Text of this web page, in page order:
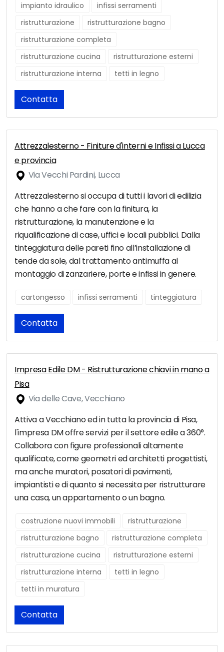
impianto idraulico
infissi serramenti
ristrutturazione
ristrutturazione bagno
ristrutturazione completa
ristrutturazione cucina
ristrutturazione esterni
ristrutturazione interna
tetti in legno
Contatta
Attrezzalesterno - Finiture d'interni e Infissi a Lucca
e provincia
Via Vecchi Pardini, Lucca
Attrezzalesterno si occupa di tutti i lavori di edilizia
che hanno a che fare con la finitura, la
ristrutturazione, la manutenzione e la
riqualificazione di case, uffici e locali pubblici. Dalla
tinteggiatura delle pareti fino all’installazione di
tende da sole, dal trattamento antimuffa al
montaggio di zanzariere, porte e infissi in genere.
cartongesso infissi serramenti tinteggiatura
Contatta
Impresa Edile DM - Ristrutturazione chiavi in mano a
Pisa
Via delle Cave, Vecchiano
Attiva a Vecchiano ed in tutta la provincia di Pisa,
l'impresa DM offre servizi per il settore edile a 360°.
Collabora con figure professionali altamente
qualificate, come geometri ed architetti progettisti,
ma anche muratori, posatori di pavimenti,
impiantisti e di quanto si necessita per ristrutturare
una casa, un appartamento o un bagno.
costruzione nuovi immobili
ristrutturazione
ristrutturazione bagno
ristrutturazione completa
ristrutturazione cucina
ristrutturazione esterni
ristrutturazione interna
tetti in legno
tetti in muratura
Contatta